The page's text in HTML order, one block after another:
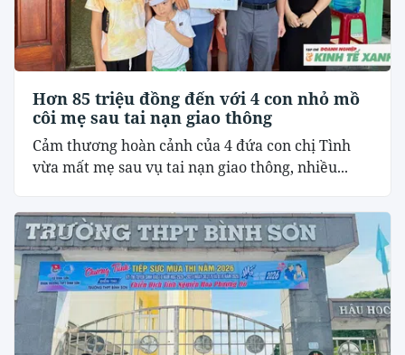
Hơn 85 triệu đồng đến với 4 con nhỏ mồ
côi mẹ sau tai nạn giao thông
Cảm thương hoàn cảnh của 4 đứa con chị Tình
vừa mất mẹ sau vụ tai nạn giao thông, nhiều...